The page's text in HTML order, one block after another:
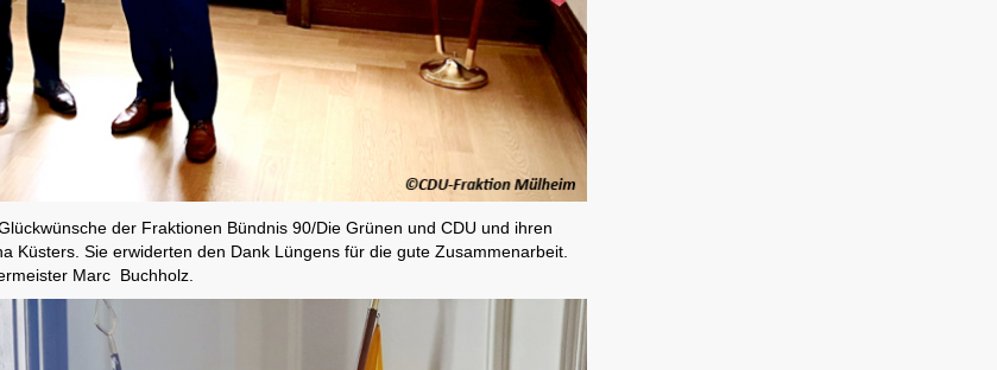
der Fraktionen Bündnis 90/Die Grünen und CDU und ihren
Küsters. Sie erwiderten den Dank Lüngens für die gute Zusammenarbeit.
Marc Buchholz.